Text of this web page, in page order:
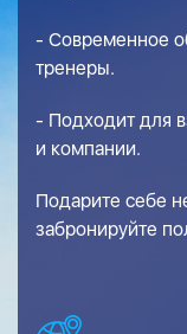
- Современное
тренеры.
- Подходит для
и компании.
Подарите себе
забронируйте